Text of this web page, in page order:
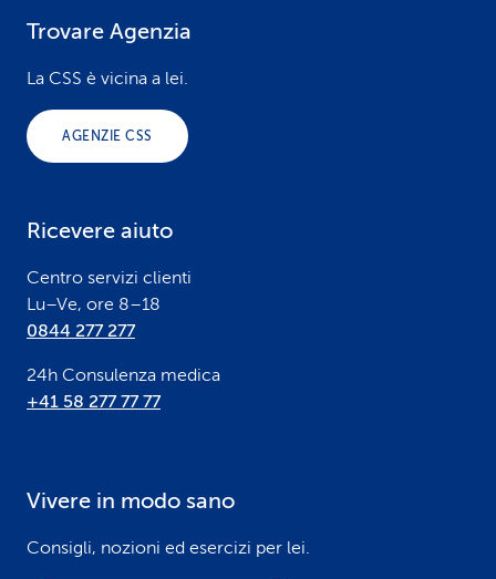
Trovare Agenzia
La CSS è vicina a lei.
AGENZIE CSS
Ricevere aiuto
Centro servizi clienti
Lu–Ve, ore 8–18
0844 277 277
24h Consulenza medica
+41 58 277 77 77
Vivere in modo sano
Consigli, nozioni ed esercizi per lei.